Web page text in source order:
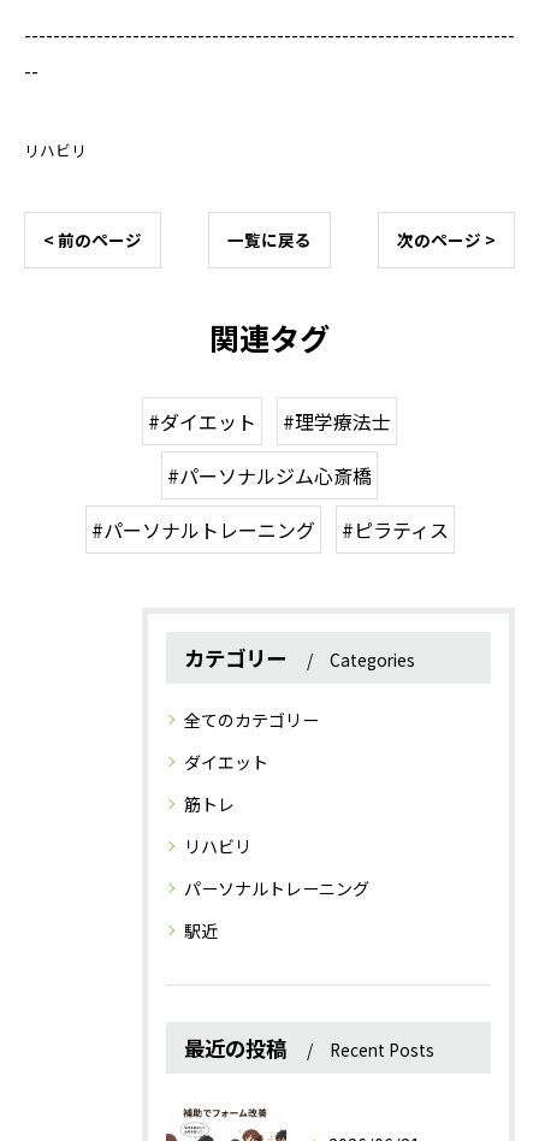
--------------------------------------------------------------------
--
リハビリ
< 前のページ 一覧に戻る 次のページ >
関連タグ
#ダイエット
#理学療法士
#パーソナルジム心斎橋
#パーソナルトレーニング
#ピラティス
カテゴリー Categories
全てのカテゴリー
ダイエット
筋トレ
リハビリ
パーソナルトレーニング
駅近
最近の投稿 Recent Posts